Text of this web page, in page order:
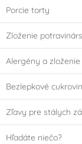
Porcie torty
Zloženie
Alergény a
Bezlepkové
Zľavy pre stálych
Hľadáte niečo?